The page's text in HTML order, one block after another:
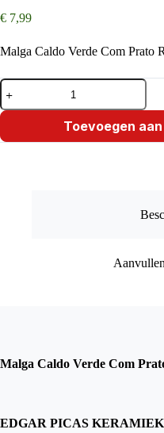
€ 7,99
Malga Caldo Verde Com Prato
Malga
Caldo
Verde
Prato
Toevoegen
Malga Caldo Verde Com
EDGAR PICAS KERAMIEK